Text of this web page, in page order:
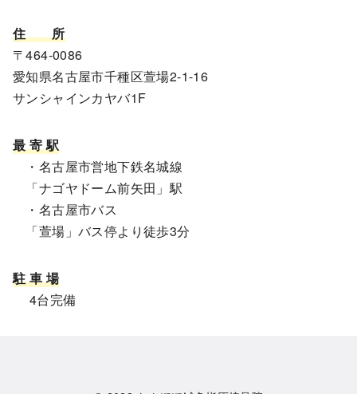
住
所
〒464-0086
愛知県名古屋市千種区萱場2-1-16
サンシャインカヤバ1F
最 寄 駅
・名古屋市営地下鉄名城線
「ナゴヤドーム前矢田」駅
・名古屋市バス
「萱場」バス停より徒歩3分
駐 車 場
4台完備